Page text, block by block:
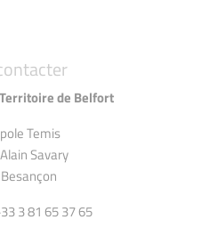
de Belfort
Temis
Savary
3 81 65 37 65